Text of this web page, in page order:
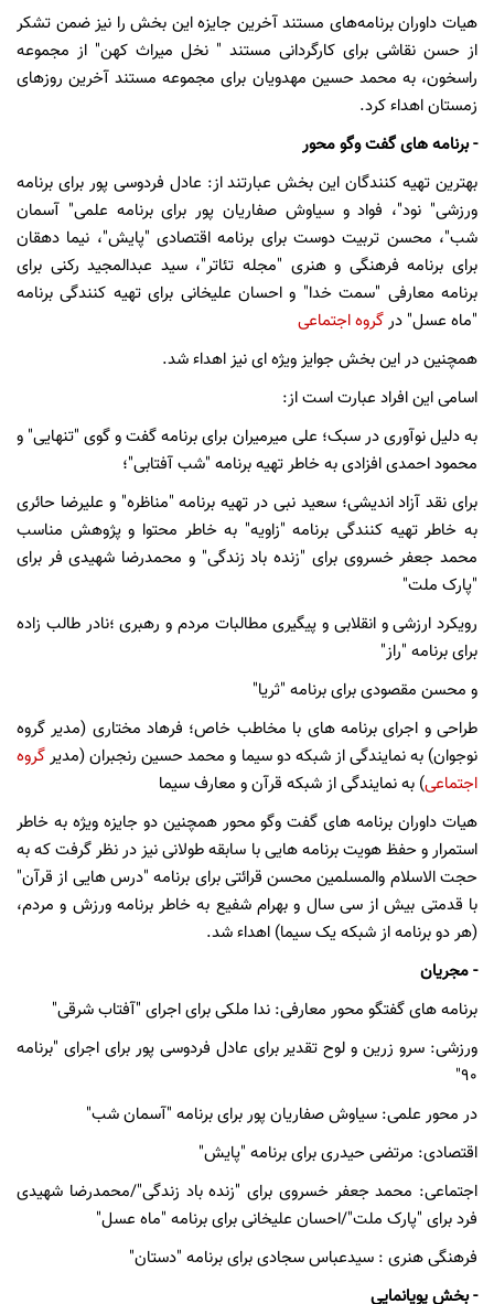
هیات داوران برنامه‌های مستند آخرین جایزه این بخش را نیز ضمن تشکر
از حسن نقاشی برای کارگردانی مستند " نخل میراث کهن" از مجموعه
راسخون، به محمد حسین مهدویان برای مجموعه مستند آخرین روزهای
زمستان اهداء کرد.
- برنامه های گفت وگو محور
بهترین تهیه کنندگان این بخش عبارتند از: عادل فردوسی پور برای برنامه
ورزشی" نود"، فواد و سیاوش صفاریان پور برای برنامه علمی" آسمان
شب"، محسن تربیت دوست برای برنامه اقتصادی "پایش"، نیما دهقان
برای برنامه فرهنگی و هنری "مجله تئاتر"، سید عبدالمجید رکنی برای
برنامه معارفی "سمت خدا" و احسان علیخانی برای تهیه کنندگی برنامه
"ماه عسل" درگروه اجتماعی
همچنین در این بخش جوایز ویژه ای نیز اهداء شد.
اسامی این افراد عبارت است از:
به دلیل نوآوری در سبک؛ علی میرمیران برای برنامه گفت و گوی "تنهایی" و
محمود احمدی افزادی به خاطر تهیه برنامه "شب آفتابی"؛
برای نقد آزاد اندیشی؛ سعید نبی در تهیه برنامه "مناظره" و علیرضا حائری
به خاطر تهیه کنندگی برنامه "زاویه" به خاطر محتوا و پژوهش مناسب
محمد جعفر خسروی برای "زنده باد زندگی" و محمدرضا شهیدی فر برای
"پارک ملت"
رویکرد ارزشی و انقلابی و پیگیری مطالبات مردم و رهبری ؛نادر طالب زاده
برای برنامه "راز"
و محسن مقصودی برای برنامه "ثریا"
طراحی و اجرای برنامه های با مخاطب خاص؛ فرهاد مختاری (مدیر گروه
نوجوان) به نمایندگی از شبکه دو سیما و محمد حسین رنجبران (مدیرگروه
اجتماعی) به نمایندگی از شبکه قرآن و معارف سیما
هیات داوران برنامه های گفت وگو محور همچنین دو جایزه ویژه به خاطر
استمرار و حفظ هویت برنامه هایی با سابقه طولانی نیز در نظر گرفت که به
حجت الاسلام والمسلمین محسن قرائتی برای برنامه "درس هایی از قرآن"
با قدمتی بیش از سی سال و بهرام شفیع به خاطر برنامه ورزش و مردم،
(هر دو برنامه از شبکه یک سیما) اهداء شد.
- مجریان
برنامه های گفتگو محور معارفی: ندا ملکی برای اجرای "آفتاب شرقی"
ورزشی: سرو زرین و لوح تقدیر برای عادل فردوسی پور برای اجرای "برنامه
90"
در محور علمی: سیاوش صفاریان پور برای برنامه "آسمان شب"
اقتصادی: مرتضی حیدری برای برنامه "پایش"
اجتماعی: محمد جعفر خسروی برای "زنده باد زندگی"/محمدرضا شهیدی
فرد برای "پارک ملت"/احسان علیخانی برای برنامه "ماه عسل"
فرهنگی هنری : سیدعباس سجادی برای برنامه "دستان"
- بخش پویانمایی